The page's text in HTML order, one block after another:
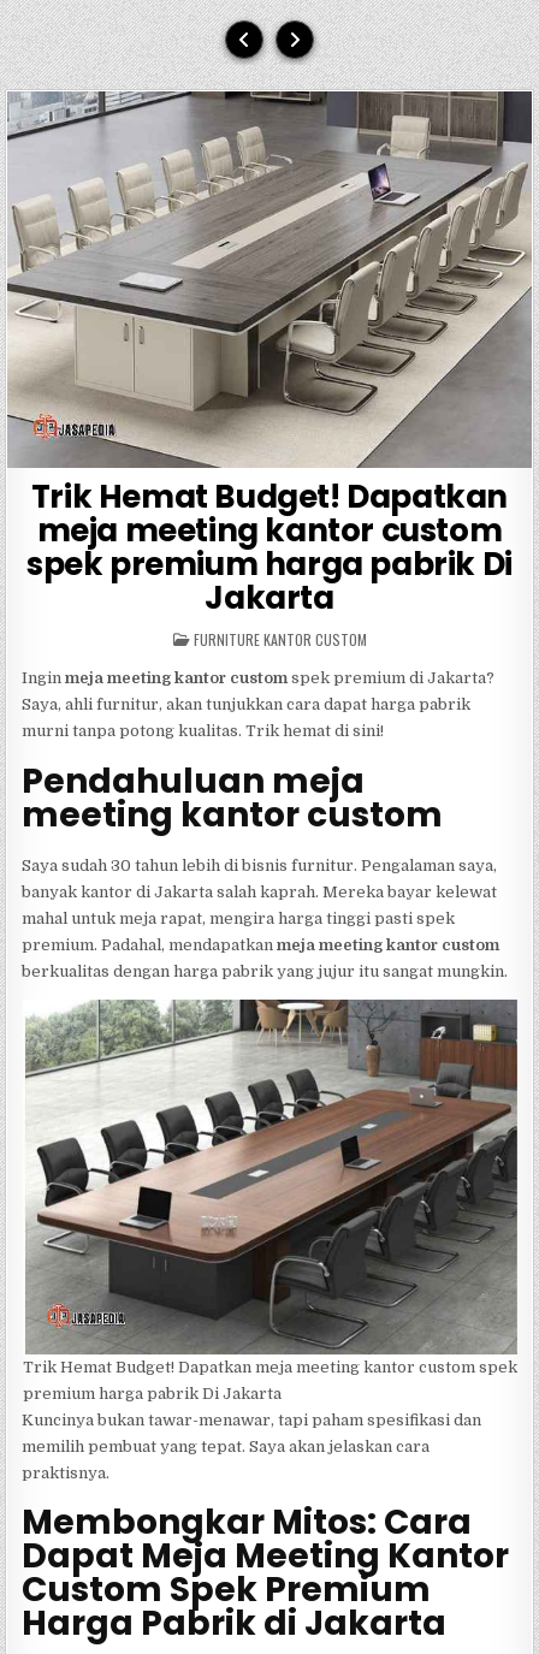
Trik Hemat Budget! Dapatkan
meja meeting kantor custom
spek premium harga pabrik Di
Jakarta
POSTED
IN
FURNITURE KANTOR CUSTOM
Inginmeja meeting kantor customspek premium di Jakarta?
Saya, ahli furnitur, akan tunjukkan cara dapat harga pabrik
murni tanpa potong kualitas. Trik hemat di sini!
Pendahuluan meja
meeting kantor custom
Saya sudah 30 tahun lebih di bisnis furnitur. Pengalaman saya,
banyak kantor di Jakarta salah kaprah. Mereka bayar kelewat
mahal untuk meja rapat, mengira harga tinggi pasti spek
premium. Padahal, mendapatkanmeja meeting kantor custom
berkualitas dengan harga pabrik yang jujur itu sangat mungkin.
Trik Hemat Budget! Dapatkan meja meeting kantor custom spek
premium harga pabrik Di Jakarta
Kuncinya bukan tawar-menawar, tapi paham spesifikasi dan
memilih pembuat yang tepat. Saya akan jelaskan cara
praktisnya.
Membongkar Mitos: Cara
Dapat Meja Meeting Kantor
Custom Spek Premium
Harga Pabrik di Jakarta